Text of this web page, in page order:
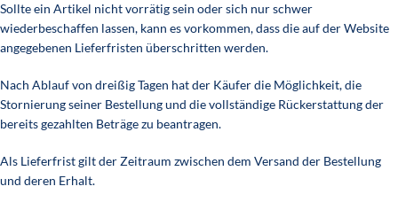
Sollte ein Artikel nicht vorrätig sein oder sich nur schwer
wiederbeschaffen lassen, kann es vorkommen, dass die auf der Website
angegebenen Lieferfristen überschritten werden.
Nach Ablauf von dreißig Tagen hat der Käufer die Möglichkeit, die
Stornierung seiner Bestellung und die vollständige Rückerstattung der
bereits gezahlten Beträge zu beantragen.
Als Lieferfrist gilt der Zeitraum zwischen dem Versand der Bestellung
und deren Erhalt.